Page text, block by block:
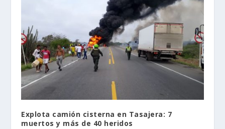
Explota camión cisterna en Tasajera: 7
muertos y más de 40 heridos